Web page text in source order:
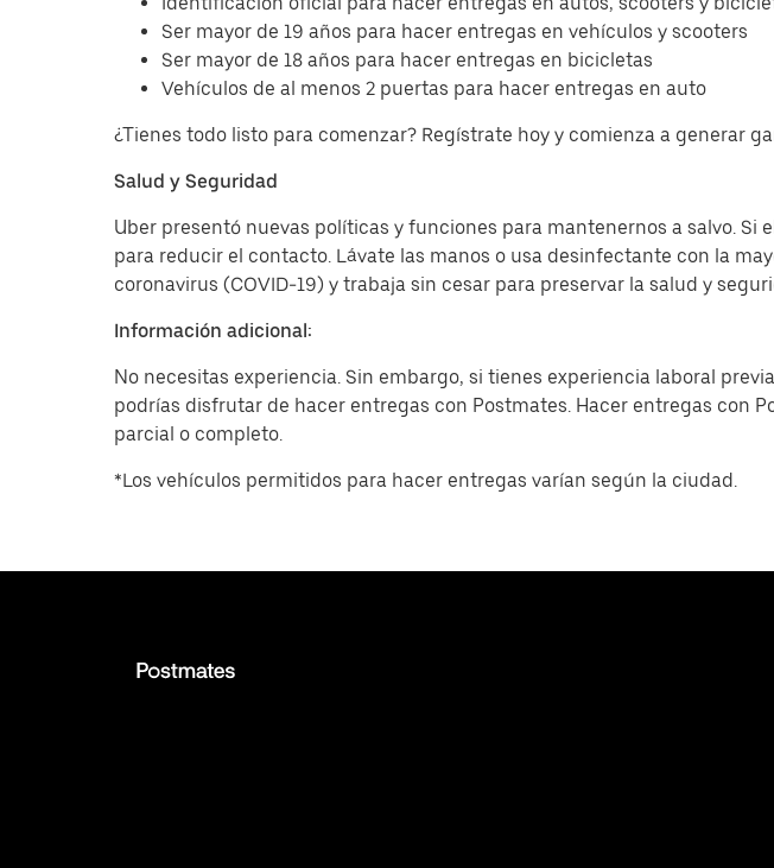
Ser mayor de 19 años para hacer entregas en vehículos y scooters
Ser mayor de 18 años para hacer entregas en bicicletas
Vehículos de al menos 2 puertas para hacer entregas en auto
¿Tienes todo listo para comenzar? Regístrate hoy y comienza a generar
Salud y Seguridad
Uber presentó nuevas políticas y funciones para mantenernos a salvo.
para reducir el contacto. Lávate las manos o usa desinfectante con la
coronavirus (COVID-19) y trabaja sin cesar para preservar la salud y
Información adicional:
No necesitas experiencia. Sin embargo, si tienes experiencia laboral
podrías disfrutar de hacer entregas con Postmates. Hacer entregas con
parcial o completo.
*Los vehículos permitidos para hacer entregas varían según la ciudad.